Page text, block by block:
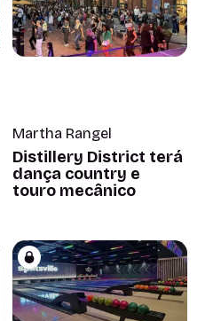
Martha Rangel
Distillery District terá
dança country e
touro mecânico